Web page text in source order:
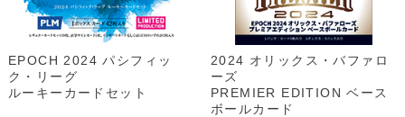
EPOCH 2024 パシフィッ
ク・リーグ
ルーキーカードセット
2024 オリックス・バファロ
ーズ
PREMIER EDITION ベース
ボールカード